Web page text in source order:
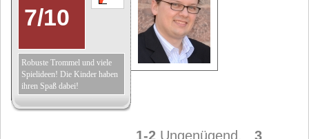
7/10
Robuste Trommel und viele
Spielideen! Die Kinder haben
ihren Spaß dabei!
1-2 Ungenügend, 3